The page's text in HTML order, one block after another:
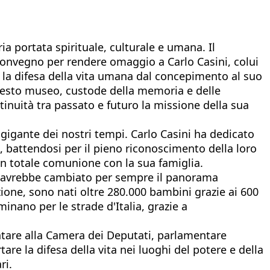
portata spirituale, culturale e umana. Il
per rendere omaggio a Carlo Casini, colui
difesa della vita umana dal concepimento al suo
museo, custode della memoria e delle
tra passato e futuro la missione della sua
dei nostri tempi. Carlo Casini ha dedicato
per il pieno riconoscimento della loro
totale comunione con la sua famiglia.
cambiato per sempre il panorama
sono nati oltre 280.000 bambini grazie ai 600
per le strade d'Italia, grazie a
alla Camera dei Deputati, parlamentare
la difesa della vita nei luoghi del potere e della